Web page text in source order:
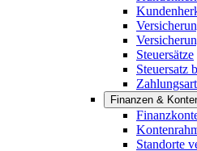
Steuersätze
Steuersatz
Finanzen &
Standorte